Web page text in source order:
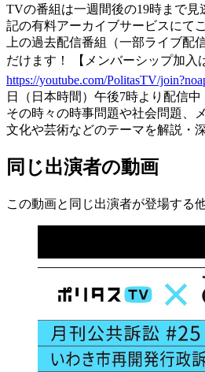
TVの番組は一週間後の19時まで見
記の有料アーカイブサービスにて
上の過去配信番組（一部ライブ配
だけます！ 【メンバーシップ加入
https://youtube.com/PolitasTV/
日（日本時間）午後7時より配信中
その時々の時事問題や社会問題、
文化や芸術などのテーマを解説・
同じ出演者の動画
この動画と同じ出演者が登場する